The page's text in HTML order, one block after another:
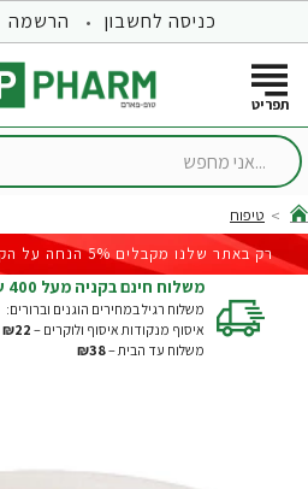
כניסה לחשבון הרשמה
...אני
home
טיפוח
רק באתר שלנו מקבלים 5% הנחה על הקנייה הבאה |
משלוח חינם בקניה מעל 400 ש"ח | דרך איפוסט עד 5 ק"ג
משלוח רגיל במחירים הוגנים וברורים:
איסוף מנקודות איסוף ולוקרים – ₪22
משלוח עד הבית –₪38